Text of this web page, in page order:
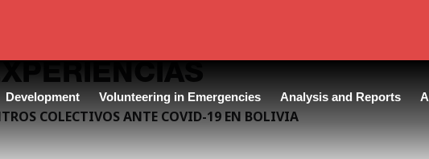
Development Volunteering in Emergencies Analysis and Reports
COLECTIVOS ANTE COVID-19 EN BOLIVIA